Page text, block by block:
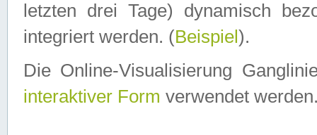
letzten drei Tage) dynamisch
integriert werden. (Beispiel ).
Die Online-Visualisierung
interaktiver Form verwendet